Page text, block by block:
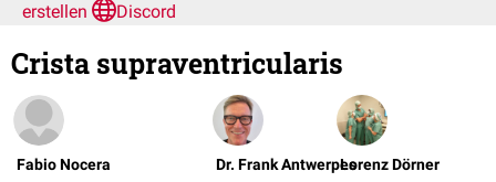
erstellen
Discord
Crista supraventricularis
Fabio Nocera Dr. Frank AntwerpesLorenz Dörner